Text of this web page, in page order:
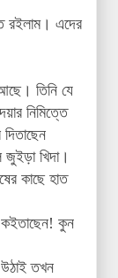
রইলাম। এদের
তিনি যে
নিমিত্তে
জুইড়া খিদা।
কাছে হাত
কইতাছেন! কুন
উঠাই তখন